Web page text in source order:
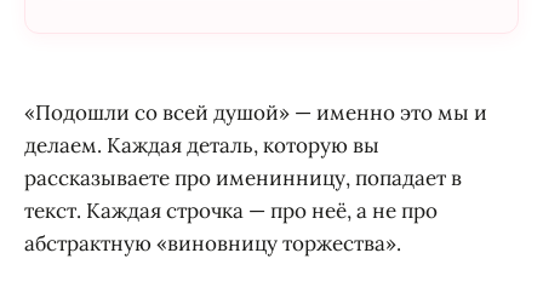
«Подошли со всей душой» — именно это мы и
делаем. Каждая деталь, которую вы
рассказываете про именинницу, попадает в
текст. Каждая строчка — про неё, а не про
абстрактную «виновницу торжества».